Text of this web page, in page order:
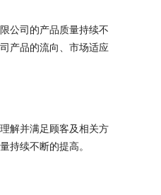
公司的产品质量持续不
产品的流向、市场适应
解并满足顾客及相关方
持续不断的提高。